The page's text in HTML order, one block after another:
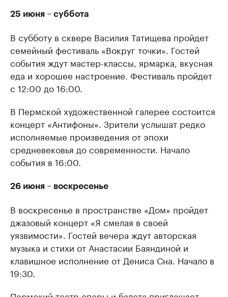
25 июня – суббота
В субботу в сквере Василия Татищева пройдет
семейный фестиваль «Вокруг точки». Гостей
события ждут мастер-классы, ярмарка, вкусная
еда и хорошее настроение. Фестиваль пройдет
с 12:00 до 16:00.
В Пермской художественной галерее состоится
концерт «Антифоны». Зрители услышат редко
исполняемые произведения от эпохи
средневековья до современности. Начало
события в 16:00.
26 июня – воскресенье
В воскресенье в пространстве «Дом» пройдет
джазовый концерт «Я смелая в своей
уязвимости». Гостей вечера ждут авторская
музыка и стихи от Анастасии Баяндиной и
клавишное исполнение от Дениса Сна. Начало в
19:30.